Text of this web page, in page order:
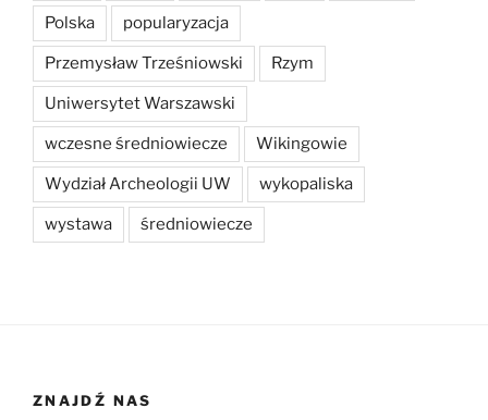
Polska popularyzacja
Przemysław Trześniowski Rzym
Uniwersytet Warszawski
wczesne średniowiecze Wikingowie
Wydział Archeologii UW wykopaliska
wystawa średniowiecze
ZNAJDŹ NAS